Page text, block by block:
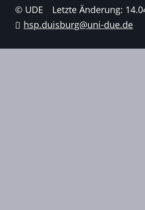
© UDE
Letzte Änderung:
hsp.duisburg@uni-due.de